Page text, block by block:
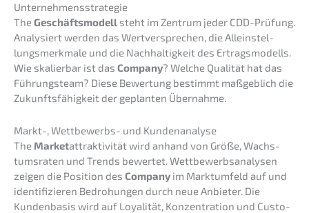
Unternehmensstrategie
TheGeschäfts­mo­dellsteht im Zentrum jeder CDD-Prüfung.
Analy­siert werden das Wertver­spre­chen, die Allein­stel­
lungs­merk­ma­le und die Nachhal­tig­keit des Ertrags­mo­dells.
Wie skalier­bar ist das Compa­ny? Welche Quali­tät hat das
Führungs­team? Diese Bewer­tung bestimmt maßgeb­lich die
Zukunfts­fä­hig­keit der geplan­ten Übernahme.
Markt-, Wettbe­werbs- und Kundenanalyse
The Marketattrak­ti­vi­tät wird anhand von Größe, Wachs­
tums­ra­ten und Trends bewer­tet. Wettbe­werbs­ana­ly­sen
zeigen die Positi­on des Compa­ny im Markt­um­feld auf und
identi­fi­zie­ren Bedro­hun­gen durch neue Anbie­ter. Die
Kunden­ba­sis wird auf Loyali­tät, Konzen­tra­ti­on und Custo­